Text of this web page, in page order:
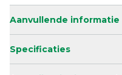
Aanvullende informatie
Specificaties